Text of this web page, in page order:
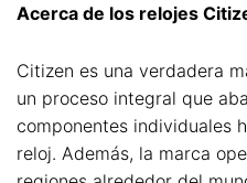
Acerca de los relojes
Citizen es una verdadera
un proceso integral que
componentes individuales
reloj. Además, la marca